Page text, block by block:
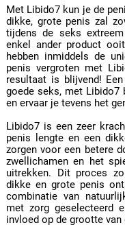
Met Libido7 kun je de
dikke, grote penis zal
tijdens de seks
enkel ander product
hebben inmiddels de
penis vergroten met
resultaat is blijvend!
goede seks, met Libido7
en ervaar je tevens het
Libido7 is een zeer
penis lengte en een
zorgen voor een betere
zwellichamen en het
uitrekken. Dit proces
dikke en grote penis
combinatie van
met zorg geselecteerd
invloed op de grootte van